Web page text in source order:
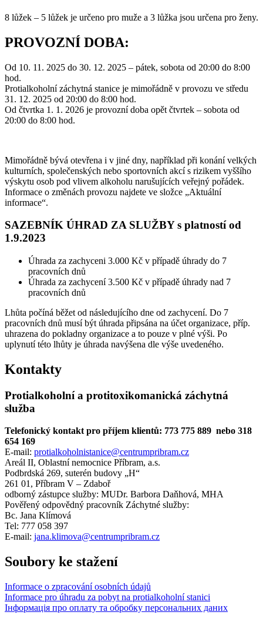
8 lůžek – 5 lůžek je určeno pro muže a 3 lůžka jsou určena pro ženy.
PROVOZNÍ DOBA:
Od 10. 11. 2025 do 30. 12. 2025 – pátek, sobota od 20:00 do 8:00
hod.
Protialkoholní záchytná stanice je mimořádně v provozu ve středu
31. 12. 2025 od 20:00 do 8:00 hod.
Od čtvrtka 1. 1. 2026 je provozní doba opět čtvrtek – sobota od
20:00 do 8:00 hod.
Mimořádně bývá otevřena i v jiné dny, například při konání velkých
kulturních, společenských nebo sportovních akcí s rizikem vyššího
výskytu osob pod vlivem alkoholu narušujících veřejný pořádek.
Informace o změnách provozu najdete ve složce „Aktuální
informace“.
SAZEBNÍK ÚHRAD ZA SLUŽBY s platností od
1.9.2023
Úhrada za zachyceni 3.000 Kč v případě úhrady do 7
pracovních dnů
Úhrada za zachycení 3.500 Kč v případě úhrady nad 7
pracovních dnů
Lhůta počíná běžet od následujícího dne od zachycení. Do 7
pracovních dnů musí být úhrada připsána na účet organizace, příp.
uhrazena do pokladny organizace a to pouze v plné výši. Po
uplynutí této lhůty je úhrada navýšena dle výše uvedeného.
Kontakty
Protialkoholní a protitoxikomanická záchytná
služba
Telefonický kontakt pro příjem klientů: 773 775 889 nebo 318
654 169
E-mail: protialkoholnistanice@centrumpribram.cz
Areál II, Oblastní nemocnice Příbram, a.s.
Podbrdská 269, suterén budovy „H“
261 01, Příbram V – Zdaboř
odborný zástupce služby: MUDr. Barbora Daňhová, MHA
Pověřený odpovědný pracovník Záchytné služby:
Bc. Jana Klímová
Tel: 777 058 397
E-mail: jana.klimova@centrumpribram.cz
Soubory ke stažení
Informace o zpracování osobních údajů
Informace pro úhradu za pobyt na protialkoholní stanici
Iнформація про оплату та обробку персональних даних